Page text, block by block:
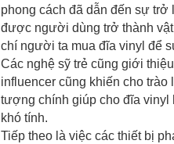
phong cách đã dẫn đến sự trở
được người dùng trở thành
chí người ta mua đĩa vinyl để
Các nghệ sỹ trẻ cũng giới
influencer cũng khiến cho
tượng chính giúp cho đĩa
khó tính.
Tiếp theo là việc các thiết bị